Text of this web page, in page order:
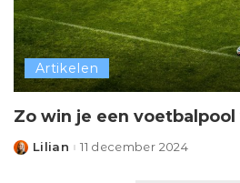
Artikelen
Zo win je een voetbalpool
Posted
Lilian 11 december 2024